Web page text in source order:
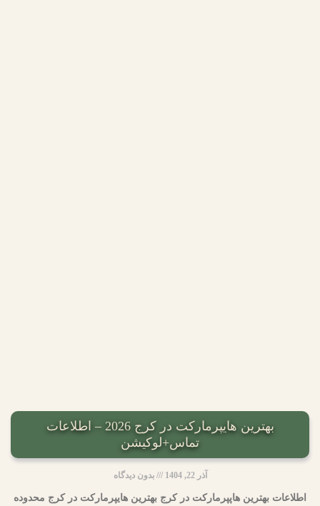
بهترین هایپرمارکت در کرج 2026 – اطلاعات
تماس+لوکیشن
آذر 22, 1404 بدون دیدگاه
اطلاعات بهترین هاپپرمارکت در کرج بهترین هایپرمارکت در کرج محدوده